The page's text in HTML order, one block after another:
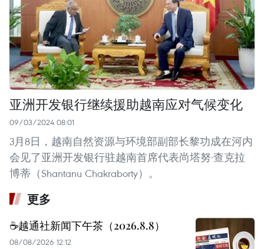
亚洲开发银行继续援助越南应对气候变化
09/03/2024 08:01
3月8日，越南自然资源与环境部副部长黎功成在河内
会见了亚洲开发银行驻越南首席代表尚塔努·查克拉
博蒂（Shantanu Chakraborty）。 ​
更多
☕️越通社新闻下午茶（2026.8.8）
08/08/2026 12:12